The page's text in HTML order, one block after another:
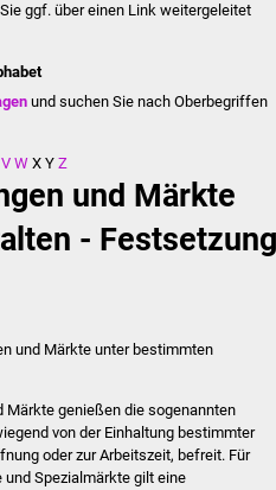
ggf. über einen Link weitergeleitet
und suchen Sie nach Oberbegriffen
V W X Y Z
und Märkte
- Festsetzung
und Märkte unter bestimmten
genießen die sogenannten
von der Einhaltung bestimmter
oder zur Arbeitszeit, befreit. Für
Spezialmärkte gilt eine